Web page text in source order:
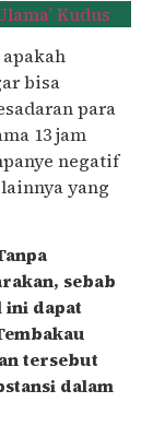
Kudus
bisa
para
13 jam
negatif
yang
sebab
ini dapat
tersebut
dalam